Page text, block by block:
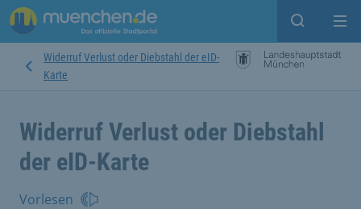
Suche
Widerruf Verlust oder Diebstahl der eID-
Karte
Widerruf Verlust oder Diebstahl
der eID-Karte
Vorlesen